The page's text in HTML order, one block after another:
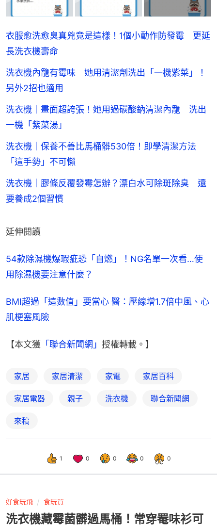
衣服愈洗愈臭真兇竟是這樣！1個小動作防發霉 更延
長洗衣機壽命
洗衣機內籠有霉味 她用清潔劑洗出「一機紫菜」！
另外2招也適用
洗衣機｜畫面超誇張！她用過碳酸鈉清潔內籠 洗出
一機「紫菜湯」
洗衣機｜保養不善比馬桶髒530倍！即學清潔方法
「這手勢」不可懶
洗衣機｜膠條反覆發霉怎辦？漂白水可除斑除臭 還
要養成2個習慣
延伸閱讀
54款除濕機爆瑕疵恐「自燃」！NG名單一次看…使
用除濕機要注意什麼？
BMI超過「這數值」要當心 醫：壓線增1.7倍中風、心
肌梗塞風險
【本文獲 「聯合新聞網」 授權轉載。】
家居 家居清潔 家電 家居百科
家居電器 親子 洗衣機 聯合新聞網
來稿
1 0 0 0 0
好食玩飛 食玩買
洗衣機藏霉菌髒過馬桶！常穿罨味衫可